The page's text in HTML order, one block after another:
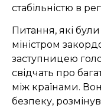
стабільністю в
Питання, які
міністром
заступницею
свідчать про
між країнами.
безпеку,